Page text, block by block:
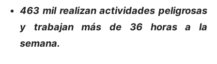
463 mil realizan actividades peligrosas
y trabajan más de 36 horas a la
semana.